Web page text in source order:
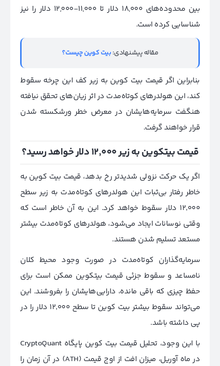
بین محدوده‌های 18,000 دلار تا 11,000-12,000 دلار را نیز
شناسایی کرده است.
مقاله پیشنهادی:بیت کوین چیست؟
بنابراین اگر قیمت بیت کوین به زیر کف این چرخه سقوط
کند، این هولدرهای کوتاه‌مدت در اثر زیان‌های تحقق نیافته
هنگفت سرمایه‌هایشان در معرض خطر ورشکسته شدن
قرار خواهند گرفت.
قیمت بیتکوین به زیر 12٬000 دلار خواهد رسید؟
اگر یک حرکت نزولی شدیدتر رخ بدهد، قیمت بیت کوین به
خاطر رفتار بی‌ثبات این هولدرهای کوتاه‌مدت به زیر سطح
12٬000 دلار سقوط خواهد کرد. این به آن خاطر است که
وقتی نوسانات ایجاد می‌شود، هولدرهای کوتاه‌مدت بیشتر
مستعد تسلیم شدن هستند.
سرمایه‌گذاران کوتاه‌مدت در صورت وجود محیط کلان
نامساعد و سقوط جزئی قیمت بیتکوین ممکن است برای
حفظ چیزی که باقی مانده، دارایی‌هایشان را بفروشند. این
می‌تواند سقوط بیشتر بیت کوین تا سطح 12٬000 دلار را در
پی داشته باشد.
با این وجود، تحلیل قیمت بیت کوین پایگاه CryptoQuant
در ماه آوریل، میزان افت از اوج قیمت (ATH) در آن زمان را